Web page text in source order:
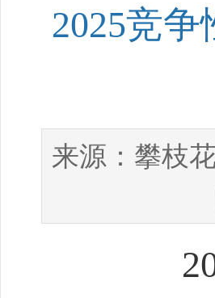
2025竞
来源： 攀枝